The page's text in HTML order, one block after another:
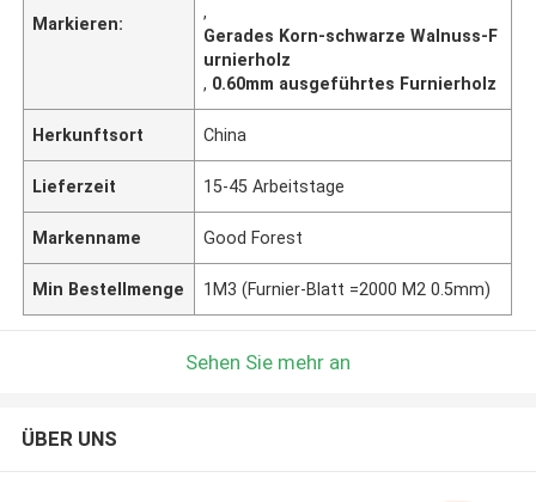
Markieren:
,
Gerades Korn-schwarze Walnuss-F
urnierholz
, 0.60mm ausgeführtes Furnierholz
Herkunftsort China
Lieferzeit 15-45 Arbeitstage
Markenname Good Forest
Min Bestellmenge 1M3 (Furnier-Blatt =2000 M2 0.5mm)
Sehen Sie mehr an
ÜBER UNS